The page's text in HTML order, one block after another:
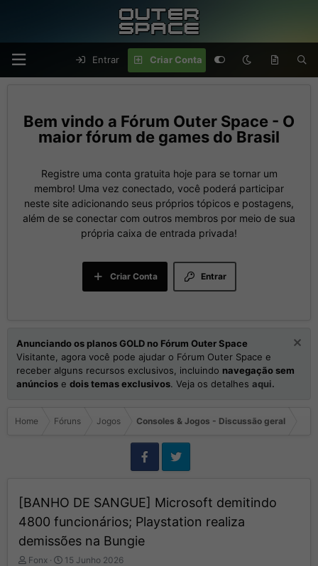
Entrar Criar Conta
Fórum Outer Space - O
maior fórum de games do Brasil
Registre uma conta gratuita hoje para se tornar um
membro! Uma vez conectado, você poderá participar
neste site adicionando seus próprios tópicos e postagens,
além de se conectar com outros membros por meio de sua
própria caixa de entrada privada!
Entrar
Criar Conta
Anunciando os planos GOLD no Fórum Outer Space
Visitante, agora você pode ajudar o Fórum Outer Space e
receber alguns recursos exclusivos, incluindo navegação sem
anúncios e dois temas exclusivos. Veja os detalhes aqui.
Home Fóruns Jogos Consoles & Jogos - Discussão geral
[BANHO DE SANGUE] Microsoft demitindo
4800 funcionários; Playstation realiza
demissões na Bungie
IFonx
D
15 Junho 2026